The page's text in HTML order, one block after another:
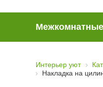
Межкомнатные
Интерьер уют
Накладка на